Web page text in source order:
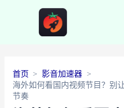
首页
影音加速器
海外如何看国内视频节目？别
节奏